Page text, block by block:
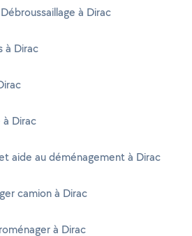
à Dirac
à Dirac
Dirac
aide au déménagement à Dirac
camion à Dirac
à Dirac